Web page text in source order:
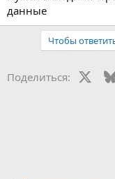
данные
Чтобы
Поделиться: